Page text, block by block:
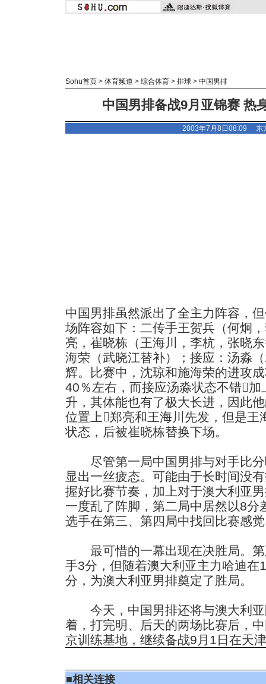
Sohu首页 > 体育频道 > 综合体育 > 排球 > 中国男排
中国男排备战9月亚锦赛 热
2003年7月8日08:09 东
中国男排虽然派出了全主力阵容，
场阵容如下：二传手王贺兵（何炯
亮，崔晓栋（王海川，李杭，张晓
海荣（武晓江替补）；接应：汤淼
辉。比赛中，沈琼和施海荣的进攻
40％左右，而接应汤淼状态不错
升，其体能也有了极大长进，因此
位置上郑亮和王海川先发，但是王
状态，后被崔晓栋替换下场。
尽管第一局中国男排与对手比分
显出一丝疲态。可能由于长时间没
握好比赛节奏，加上对于澳大利亚
一度乱了阵脚，第二局中居然以8分
选手在第三、第四局中找回比赛感
最可惜的一幕出现在决胜局。第
手3分，但随着澳大利亚主力哈迪在
分，为澳大利亚男排奠定了胜局。
今天，中国男排还将与澳大利亚
着，打完明、后天的两场比赛后，
京训练基地，继续备战9月1日在天
■相关连接